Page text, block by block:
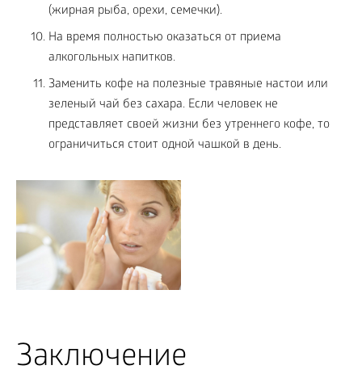
(жирная рыба, орехи, семечки).
На время полностью оказаться от приема
алкогольных напитков.
Заменить кофе на полезные травяные настои или
зеленый чай без сахара. Если человек не
представляет своей жизни без утреннего кофе, то
ограничиться стоит одной чашкой в день.
Заключение